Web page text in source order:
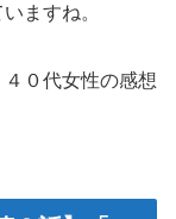
ますね。
４０代女性の感想